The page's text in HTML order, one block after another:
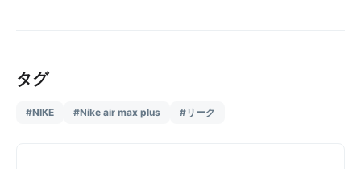
タグ
#NIKE #Nike air max plus #リーク